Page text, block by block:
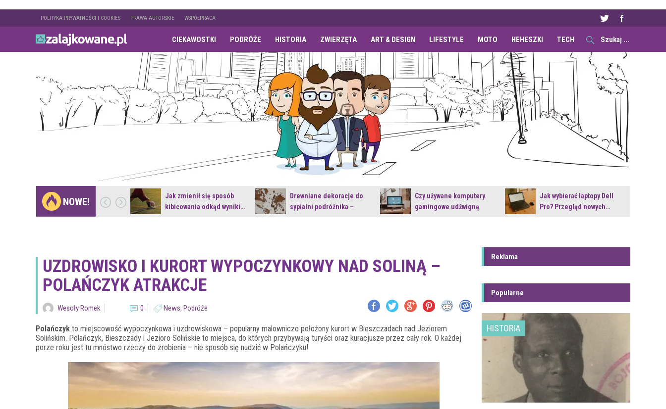
POLITYKA PRYWATNOŚCI I COOKIES PRAWA AUTORSKIE WSPÓŁPRACA
CIEKAWOSTKI PODRÓŻE HISTORIA ZWIERZĘTA ART & DESIGN LIFESTYLE MOTO HEHESZKI TECH
NOWE!
Gdzie pojechać na
weekend z naturą w…
Jak zmienił się sposób
kibicowania odkąd wyniki…
Drewniane dekoracje do
sypialni podróżnika –
Czy używane komputery
gamingowe udźwigną
Jak wybierać laptopy Dell
Pro? Przegląd nowych…
UZDROWISKO I KURORT WYPOCZYNKOWY NAD SOLINĄ –
POLAŃCZYK ATRAKCJE
Wesoły Romek 0 News, Podróże
Polańczyk to miejscowość wypoczynkowa i uzdrowiskowa – popularny malowniczo położony kurort w Bieszczadach nad Jeziorem
Solińskim. Polańczyk, Bieszczady i Jezioro Solińskie to miejsca, do których przybywają turyści oraz kuracjusze przez cały rok. O każdej
porze roku jest tu mnóstwo rzeczy do zrobienia – nie sposób się nudzić w Polańczyku!
Reklama
Popularne
HISTORIA